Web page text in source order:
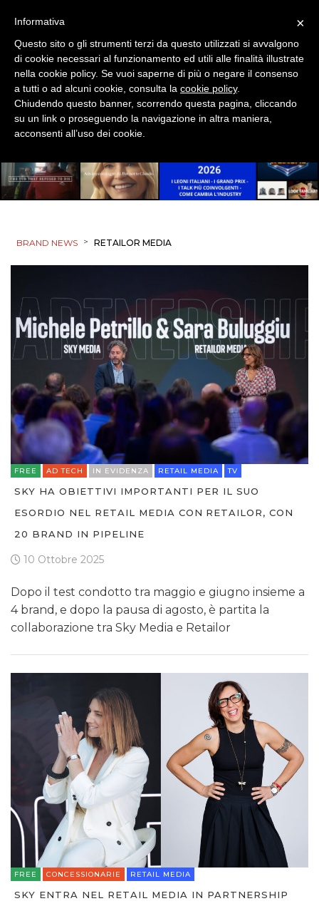
BRAND NEWS > RETAILOR MEDIA
FREE AD TECH IN EVIDENZA RETAIL MEDIA TV
SKY HA OBIETTIVI IMPORTANTI PER IL SUO
ESORDIO NEL RETAIL MEDIA CON RETAILOR, CON
20 BRAND IN PIPELINE
10 Ottobre 2025
Dopo il test condotto tra maggio e giugno insieme a
4 brand, e dopo la pausa di agosto, è partita la
collaborazione tra Sky Media e Retailor
FREE CONCESSIONARIE RETAIL MEDIA
SKY ENTRA NEL RETAIL MEDIA IN PARTNERSHIP
×
Informativa
Questo sito o gli strumenti terzi da questo utilizzati si avvalgono
di cookie necessari al funzionamento ed utili alle finalità illustrate
nella cookie policy. Se vuoi saperne di più o negare il consenso
a tutti o ad alcuni cookie, consulta la cookie policy.
Chiudendo questo banner, scorrendo questa pagina, cliccando
su un link o proseguendo la navigazione in altra maniera,
acconsenti all’uso dei cookie.